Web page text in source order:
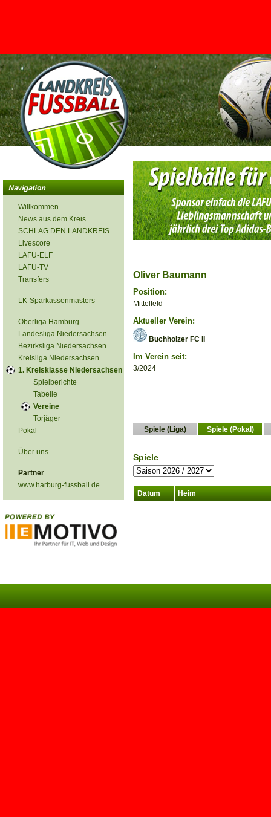
<
Willkommen
News aus dem Kreis
SCHLAG DEN LANDKREIS
Livescore
LAFU-ELF
LAFU-TV
Transfers
LK-Sparkassenmasters
Oberliga Hamburg
Landesliga Niedersachsen
Bezirksliga Niedersachsen
Kreisliga Niedersachsen
1. Kreisklasse Niedersachsen
Spielberichte
Tabelle
Vereine
Torjäger
Pokal
Über uns
Partner
www.harburg-fussball.de
Oliver Baumann
Position:
Mittelfeld
Aktueller Verein:
Buchholzer FC II
Im Verein seit:
3/2024
Spiele (Liga) Spiele (Pokal)
Spiele
Datum Heim